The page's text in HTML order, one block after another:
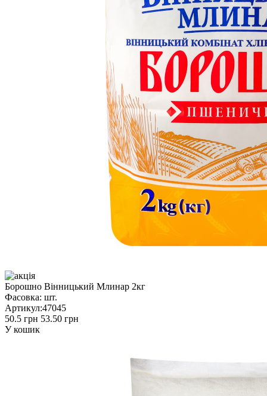
Борошно Вінницький Млинар 2кг
Фасовка: шт.
Артикул:47045
50.5 грн 53.50 грн
У кошик